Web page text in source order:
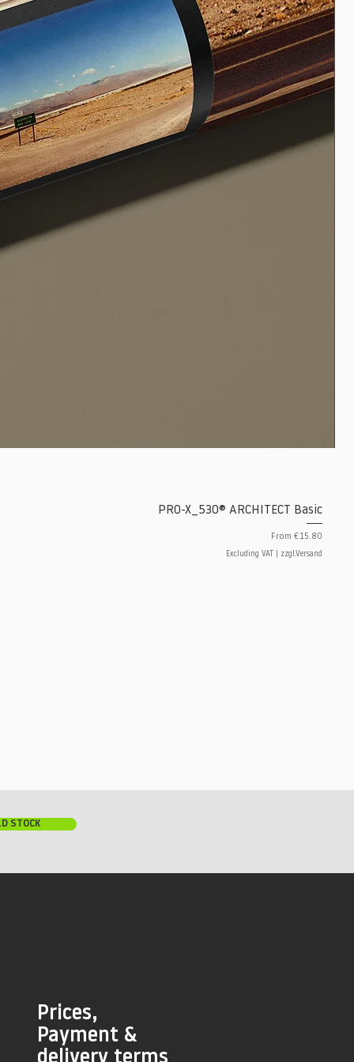
PRO-X_530® ARCHITECT Basic
From €15.80
Sale Price
Excluding VAT zzgl.Versand
Prices,
Payment &
STOCK